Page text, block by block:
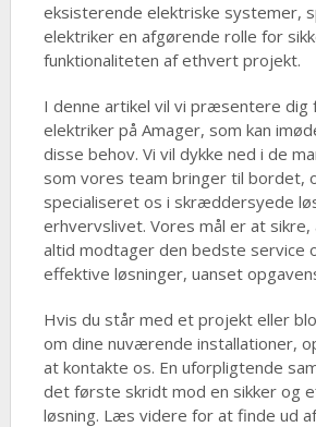
eksisterende elektriske systemer,
elektriker en afgørende rolle for
funktionaliteten af ethvert projekt.
I denne artikel vil vi præsentere dig
elektriker på Amager, som kan
disse behov. Vi vil dykke ned i de
som vores team bringer til bordet,
specialiseret os i skræddersyede
erhvervslivet. Vores mål er at
altid modtager den bedste service
effektive løsninger, uanset
Hvis du står med et projekt eller
om dine nuværende installationer,
at kontakte os. En uforpligtende
det første skridt mod en sikker og
løsning. Læs videre for at finde ud